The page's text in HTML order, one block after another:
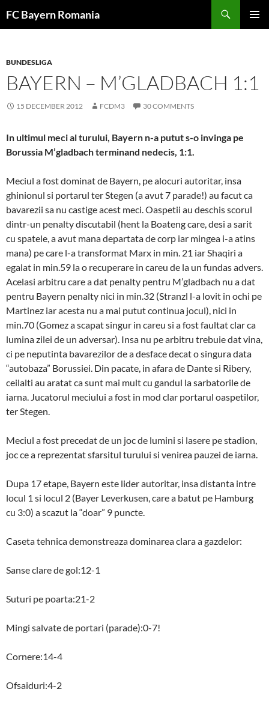
toFC Bayern Romania
BUNDESLIGA
BAYERN – M’GLADBACH 1:1
15 DECEMBER 2012 FCDM3 30 COMMENTS
In ultimul meci al turului, Bayern n-a putut s-o invinga pe
Borussia M’gladbach terminand nedecis, 1:1.
Meciul a fost dominat de Bayern, pe alocuri autoritar, insa
ghinionul si portarul ter Stegen (a avut 7 parade!) au facut ca
bavarezii sa nu castige acest meci. Oaspetii au deschis scorul
dintr-un penalty discutabil (hent la Boateng care, desi a sarit
cu spatele, a avut mana departata de corp iar mingea i-a atins
mana) pe care l-a transformat Marx in min. 21 iar Shaqiri a
egalat in min.59 la o recuperare in careu de la un fundas advers.
Acelasi arbitru care a dat penalty pentru M’gladbach nu a dat
pentru Bayern penalty nici in min.32 (Stranzl l-a lovit in ochi pe
Martinez iar acesta nu a mai putut continua jocul), nici in
min.70 (Gomez a scapat singur in careu si a fost faultat clar ca
lumina zilei de un adversar). Insa nu pe arbitru trebuie dat vina,
ci pe neputinta bavarezilor de a desface decat o singura data
“autobaza” Borussiei. Din pacate, in afara de Dante si Ribery,
ceilalti au aratat ca sunt mai mult cu gandul la sarbatorile de
iarna. Jucatorul meciului a fost in mod clar portarul oaspetilor,
ter Stegen.
Meciul a fost precedat de un joc de lumini si lasere pe stadion,
joc ce a reprezentat sfarsitul turului si venirea pauzei de iarna.
Dupa 17 etape, Bayern este lider autoritar, insa distanta intre
locul 1 si locul 2 (Bayer Leverkusen, care a batut pe Hamburg
cu 3:0) a scazut la “doar” 9 puncte.
Caseta tehnica demonstreaza dominarea clara a gazdelor:
Sanse clare de gol:12-1
Suturi pe poarta:21-2
Mingi salvate de portari (parade):0-7!
Cornere:14-4
Ofsaiduri:4-2